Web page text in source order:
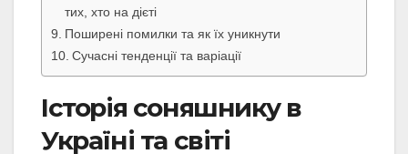
тих, хто на дієті
Поширені помилки та як їх уникнути
Сучасні тенденції та варіації
Історія соняшнику в
Україні та світі